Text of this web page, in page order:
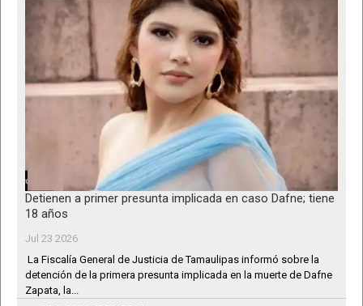
Detienen a primer presunta implicada en caso Dafne; tiene
18 años
Jul 23 2026
La Fiscalía General de Justicia de Tamaulipas informó sobre la
detención de la primera presunta implicada en la muerte de Dafne
Zapata, la...